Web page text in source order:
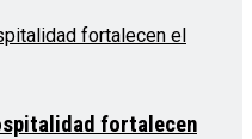
fortalecen